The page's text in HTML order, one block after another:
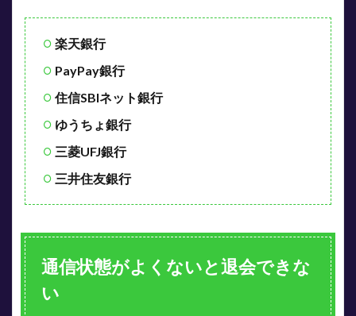
楽天銀行
PayPay銀行
住信SBIネット銀行
ゆうちょ銀行
三菱UFJ銀行
三井住友銀行
通信状態がよくないと退会できな
い